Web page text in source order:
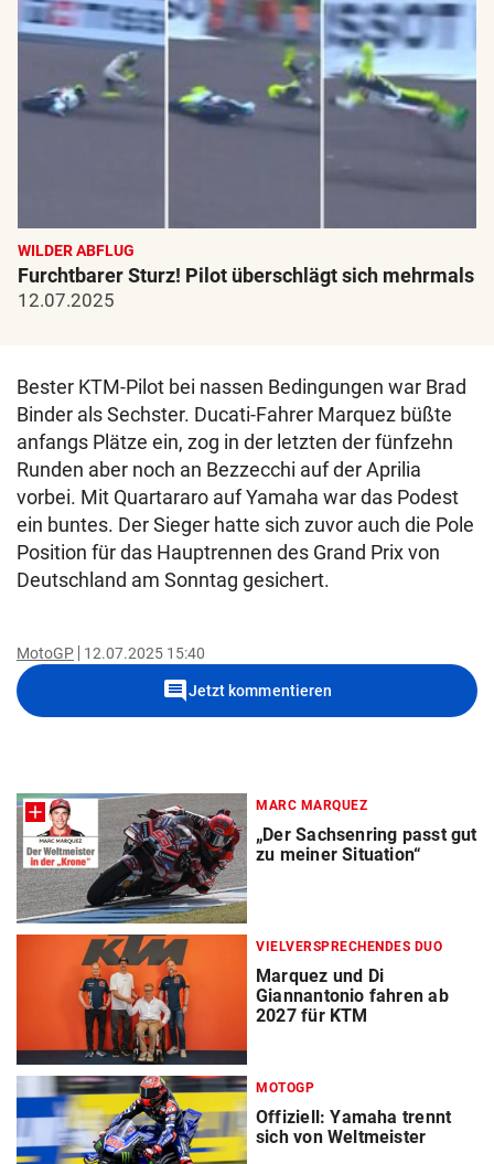
WILDER ABFLUG
Furchtbarer Sturz! Pilot überschlägt sich mehrmals
12.07.2025
Bester KTM-Pilot bei nassen Bedingungen war Brad
Binder als Sechster. Ducati-Fahrer Marquez büßte
anfangs Plätze ein, zog in der letzten der fünfzehn
Runden aber noch an Bezzecchi auf der Aprilia
vorbei. Mit Quartararo auf Yamaha war das Podest
ein buntes. Der Sieger hatte sich zuvor auch die Pole
Position für das Hauptrennen des Grand Prix von
Deutschland am Sonntag gesichert.
MotoGP 12.07.2025 15:40
commentJetzt kommentieren
MARC MARQUEZ
„Der Sachsenring passt gut
zu meiner Situation“
VIELVERSPRECHENDES DUO
Marquez und Di
Giannantonio fahren ab
2027 für KTM
MOTOGP
Offiziell: Yamaha trennt
sich von Weltmeister